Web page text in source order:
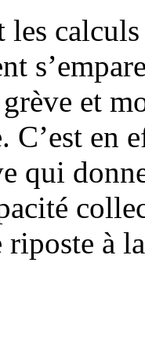
les
et
C’est en
qui
à